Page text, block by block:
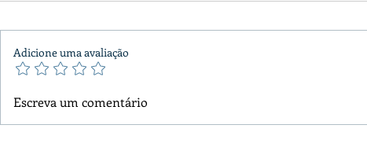
Adicione uma avaliação
Escreva um comentário